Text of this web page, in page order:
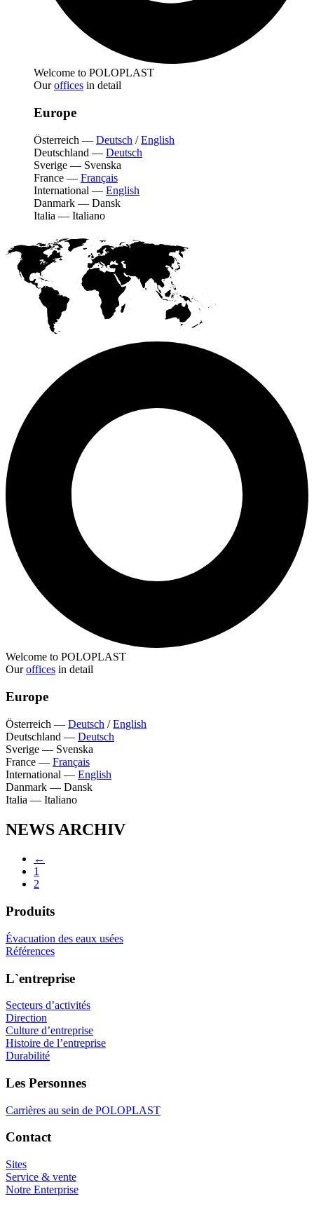
Welcome to POLOPLAST
Ouroffices in detail
Europe
Österreich — Deutsch /English
Deutschland — Deutsch
Sverige — Svenska
France — Français
International — English
Danmark — Dansk
Italia — Italiano
Welcome to POLOPLAST
Ouroffices in detail
Europe
Österreich — Deutsch /English
Deutschland — Deutsch
Sverige — Svenska
France — Français
International — English
Danmark — Dansk
Italia — Italiano
NEWS ARCHIV
←
1
2
Produits
Évacuation des eaux usées
Références
L`entreprise
Secteurs d’activités
Direction
Culture d’entreprise
Histoire de l’entreprise
Durabilité
Les Personnes
Carrières au sein de POLOPLAST
Contact
Sites
Service & vente
Notre Enterprise